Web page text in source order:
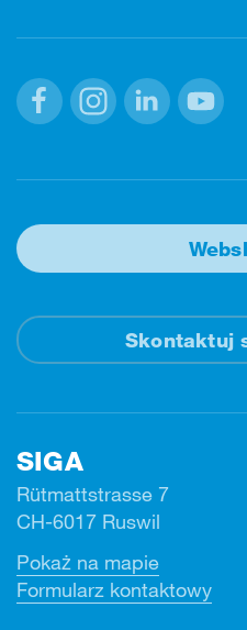
Skontaktuj
SIGA
Rütmattstrasse 7
CH-6017 Ruswil
Pokaż na mapie
Formularz kontaktowy